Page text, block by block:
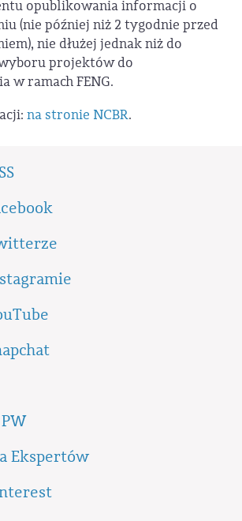
opublikowania informacji o
(nie później niż 2 tygodnie przed
nie dłużej jednak niż do
projektów do
w ramach FENG.
na stronie NCBR.
Ekspertów